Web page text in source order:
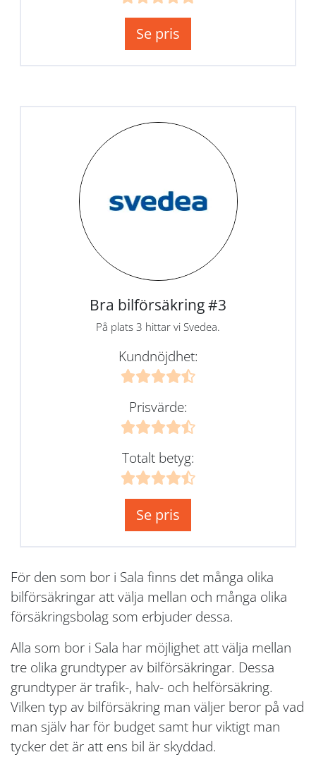
Se pris
Bra bilförsäkring #3
På plats 3 hittar vi Svedea.
Kundnöjdhet:
Prisvärde:
Totalt betyg:
Se pris
För den som bor i Sala finns det många olika
bilförsäkringar att välja mellan och många olika
försäkringsbolag som erbjuder dessa.
Alla som bor i Sala har möjlighet att välja mellan
tre olika grundtyper av bilförsäkringar. Dessa
grundtyper är trafik-, halv- och helförsäkring.
Vilken typ av bilförsäkring man väljer beror på vad
man själv har för budget samt hur viktigt man
tycker det är att ens bil är skyddad.